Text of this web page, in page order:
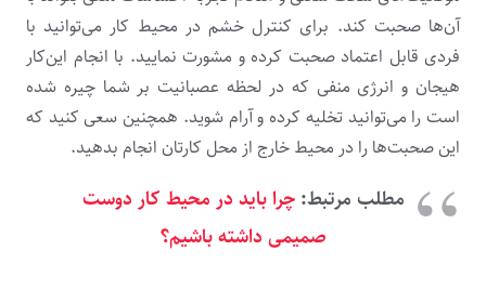
آن‌ها صحبت کند. برای کنترل خشم در محیط کار می‌توانید با
فردی قابل اعتماد صحبت کرده و مشورت نمایید. با انجام این‌کار
هیجان‌ و انرژی منفی که در لحظه عصبانیت بر شما چیره شده
است را می‌توانید تخلیه کرده و آرام شوید. همچنین سعی کنید که
این صحبت‌ها را در محیط خارج از محل کارتان انجام بدهید.
مطلب مرتبط:چرا باید در محیط کار دوست
صمیمی داشته باشیم؟